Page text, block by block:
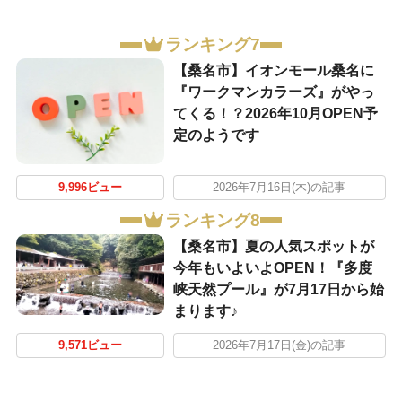
ランキング7
【桑名市】イオンモール桑名に
『ワークマンカラーズ』がやっ
てくる！？2026年10月OPEN予
定のようです
9,996ビュー 2026年7月16日(木)の記事
ランキング8
【桑名市】夏の人気スポットが
今年もいよいよOPEN！『多度
峡天然プール』が7月17日から始
まります♪
9,571ビュー 2026年7月17日(金)の記事